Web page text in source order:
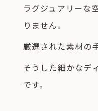
ラグジュアリーな
りません。
厳選された素材の
そうした細かなデ
です。